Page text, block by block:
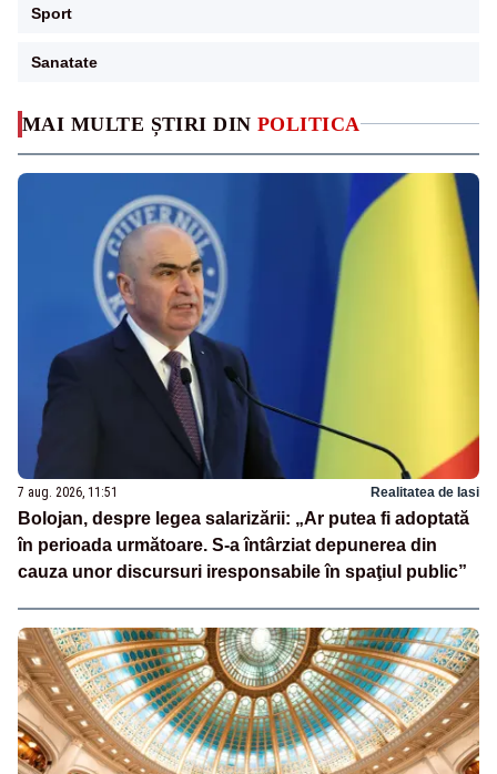
MAI MULTE ȘTIRI DIN POLITICA
7 aug. 2026, 11:51 Realitatea de Iasi
Bolojan, despre legea salarizării: „Ar putea fi adoptată
în perioada următoare. S-a întârziat depunerea din
cauza unor discursuri iresponsabile în spaţiul public”
Sport
Sanatate